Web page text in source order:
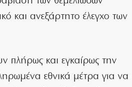
και ανεξάρτητο έλεγχο των
πλήρως και εγκαίρως την
εθνικά μέτρα για να